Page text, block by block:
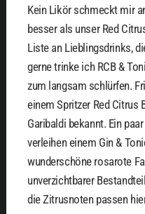
Kein Likör schmeckt mir
besser als unser Red
Liste an Lieblingsdrinks,
gerne trinke ich RCB &
zum langsam schlürfen.
einem Spritzer Red Citrus
Garibaldi bekannt. Ein
verleihen einem Gin &
wunderschöne rosarote
unverzichtbarer
die Zitrusnoten passen